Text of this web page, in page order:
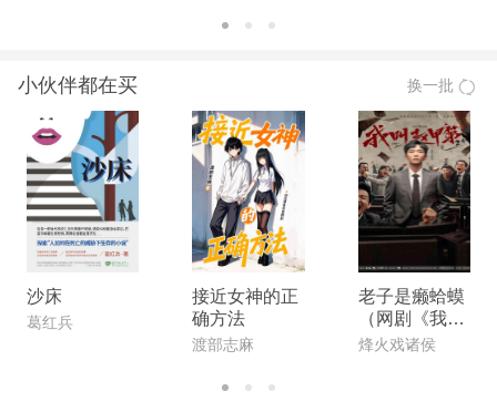
小伙伴都在买 换一批
沙床
葛红兵
接近女神的正
确方法
渡部志麻
老子是癞蛤蟆
（网剧《我叫
赵甲第》原
烽火戏诸侯